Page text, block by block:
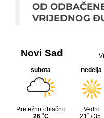
OD
VRIJEDNOG